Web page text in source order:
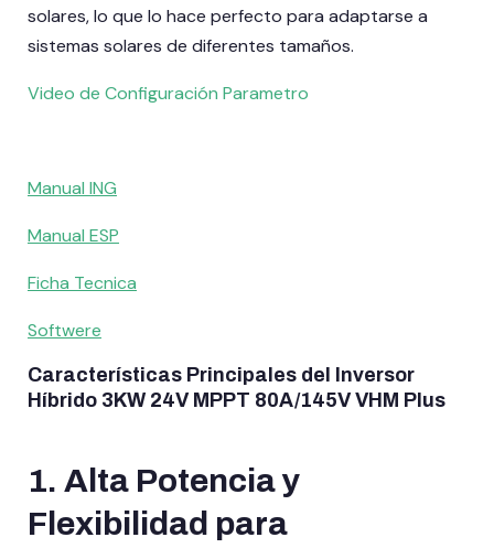
solares, lo que lo hace perfecto para adaptarse a
sistemas solares de diferentes tamaños.
Video de Configuración Parametro
Manual ING
Manual ESP
Ficha Tecnica
Softwere
Características Principales del Inversor
Híbrido 3KW 24V MPPT 80A/145V VHM Plus
1. Alta Potencia y
Flexibilidad para